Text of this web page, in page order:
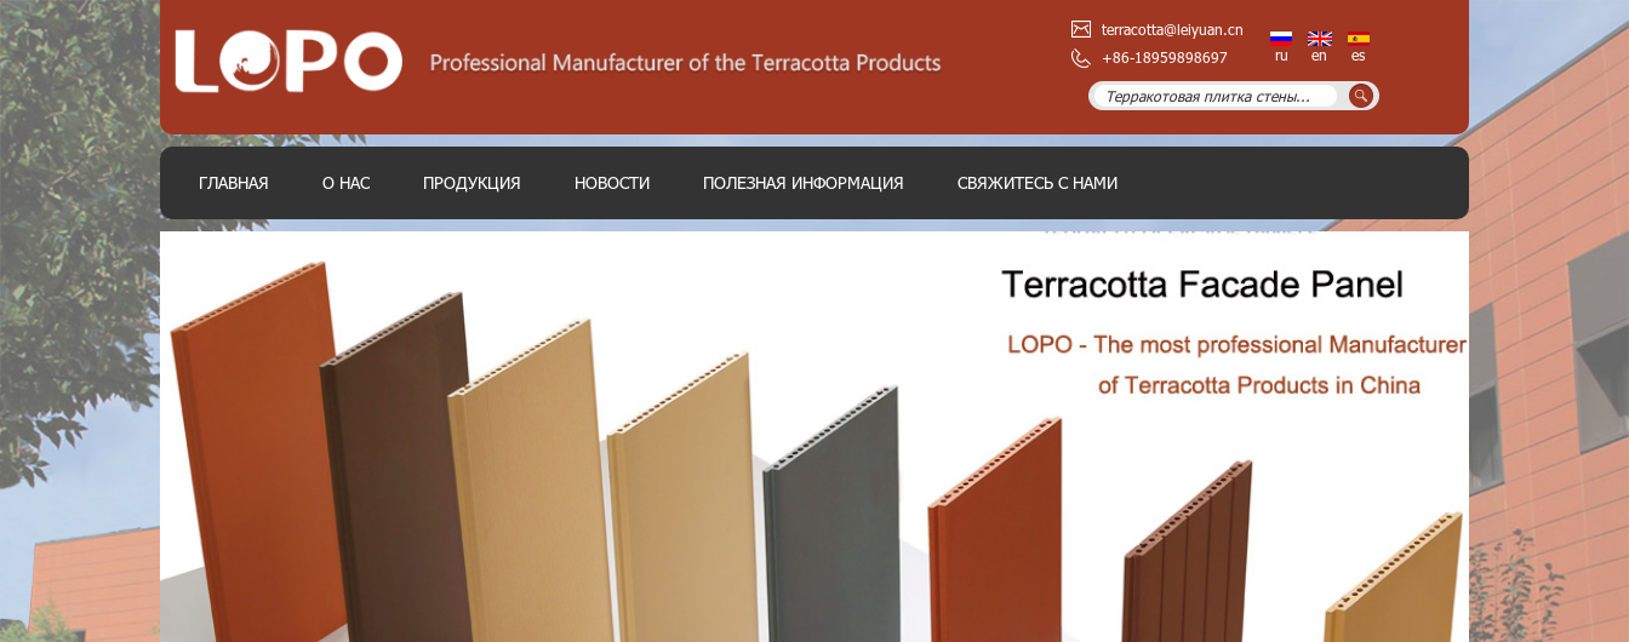
terracotta@leiyuan.cn
+86-18959898697
ru en es
ГЛАВНАЯ О НАС ПРОДУКЦИЯ НОВОСТИ ПОЛЕЗНАЯ ИНФОРМАЦИЯ СВЯЖИТЕСЬ С НАМИ